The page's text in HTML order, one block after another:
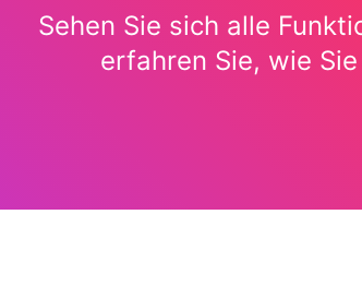
Sehen Sie sich alle
erfahren Sie, wie